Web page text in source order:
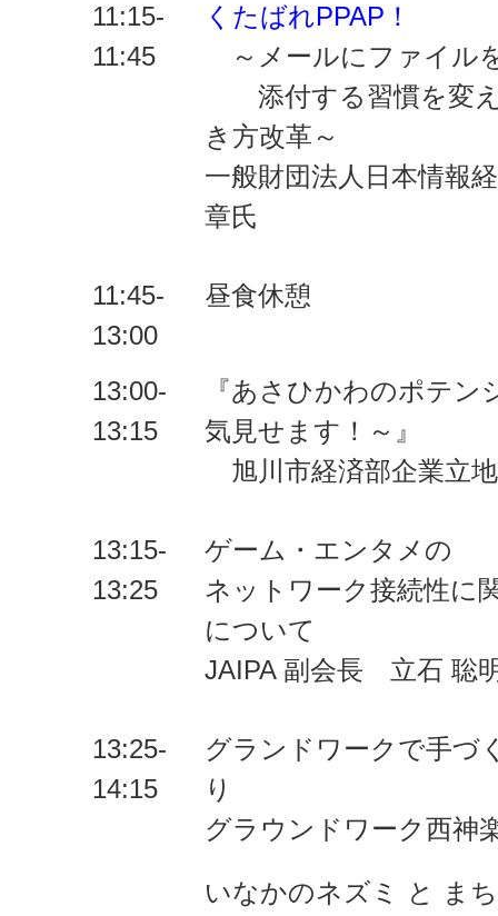
11:15-
11:45
くたばれPPAP！
～メールにファイル
添付する習慣を変え
き方改革～
一般財団法人日本情報
章氏
11:45-
13:00
昼食休憩
13:00-
13:15
『あさひかわのポテン
気見せます！～』
旭川市経済部企業立
13:15-
13:25
ゲーム・エンタメの
ネットワーク接続性に
について
JAIPA 副会長 立石 聡
13:25-
14:15
グランドワークで手づ
り
グラウンドワーク西
いなかのネズミ と ま